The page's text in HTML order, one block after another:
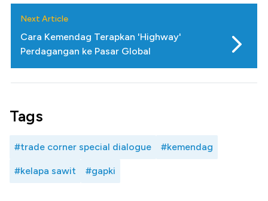
Next Article
Cara Kemendag Terapkan 'Highway'
Perdagangan ke Pasar Global
Tags
#trade corner special dialogue #kemendag
#kelapa sawit #gapki